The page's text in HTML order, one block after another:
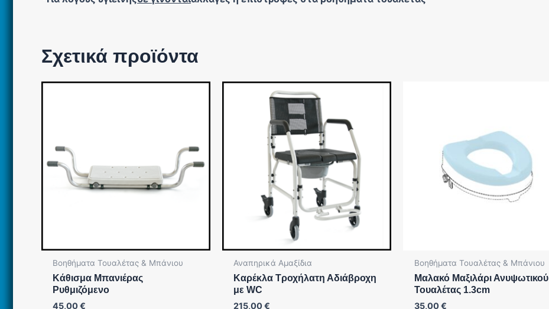
Σχετικά προϊόντα
Βοηθήματα Τουαλέτας & Μπάνιου
Κάθισμα Μπανιέρας
Ρυθμιζόμενο
45,00€
Αναπηρικά Αμαξίδια
Καρέκλα Τροχήλατη Αδιάβροχη
με WC
215,00€
Βοηθήματα Τουαλέτας & Μπάνιου
Μαλακό Μαξιλάρι Ανυψωτικού
Τουαλέτας 1.3cm
35,00€